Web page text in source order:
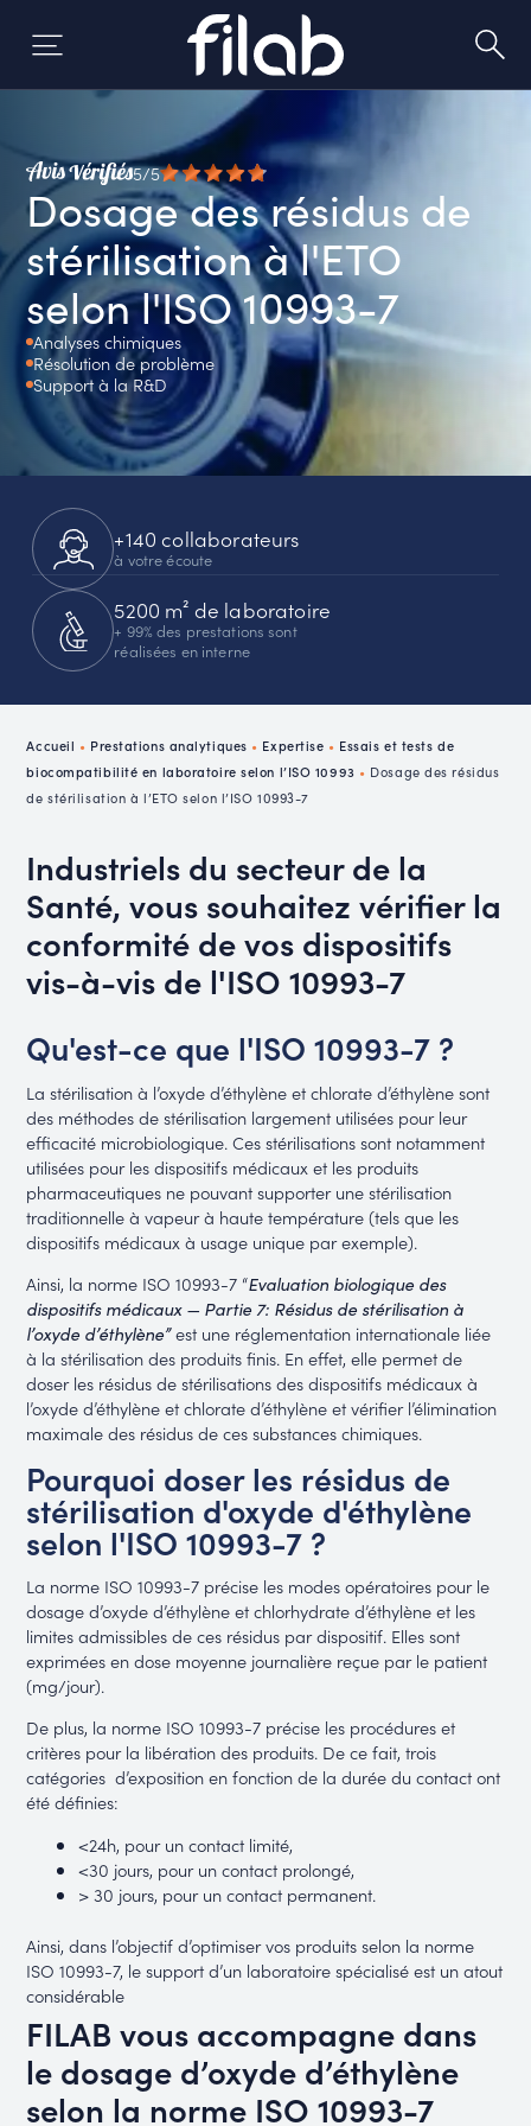
5/5
Dosage des résidus de
stérilisation à l'ETO
selon l'ISO 10993-7
Analyses chimiques
Résolution de problème
Support à la R&D
+140 collaborateurs
à votre écoute
5200 m² de laboratoire
+ 99% des prestations sont
réalisées en interne
Accueil • Prestations analytiques • Expertise • Essais et tests de
biocompatibilité en laboratoire selon l’ISO 10993 • Dosage des résidus
de stérilisation à l’ETO selon l’ISO 10993-7
Industriels du secteur de la
Santé, vous souhaitez vérifier la
conformité de vos dispositifs
vis-à-vis de l'ISO 10993-7
Qu'est-ce que l'ISO 10993-7 ?
La stérilisation à l’oxyde d’éthylène et chlorate d’éthylène sont
des méthodes de stérilisation largement utilisées pour leur
efficacité microbiologique. Ces stérilisations sont notamment
utilisées pour les dispositifs médicaux et les produits
pharmaceutiques ne pouvant supporter une stérilisation
traditionnelle à vapeur à haute température (tels que les
dispositifs médicaux à usage unique par exemple).
Ainsi, la norme ISO 10993-7 “Evaluation biologique des
dispositifs médicaux — Partie 7: Résidus de stérilisation à
l’oxyde d’éthylène”est une réglementation internationale liée
à la stérilisation des produits finis. En effet, elle permet de
doser les résidus de stérilisations des dispositifs médicaux à
l’oxyde d’éthylène et chlorate d’éthylène et vérifier l’élimination
maximale des résidus de ces substances chimiques.
Pourquoi doser les résidus de
stérilisation d'oxyde d'éthylène
selon l'ISO 10993-7 ?
La norme ISO 10993-7 précise les modes opératoires pour le
dosage d’oxyde d’éthylène et chlorhydrate d’éthylène et les
limites admissibles de ces résidus par dispositif. Elles sont
exprimées en dose moyenne journalière reçue par le patient
(mg/jour).
De plus, la norme ISO 10993-7 précise les procédures et
critères pour la libération des produits. De ce fait, trois
catégories d’exposition en fonction de la durée du contact ont
été définies:
<24h, pour un contact limité,
<30 jours, pour un contact prolongé,
> 30 jours, pour un contact permanent.
Ainsi, dans l’objectif d’optimiser vos produits selon la norme
ISO 10993-7, le support d’un laboratoire spécialisé est un atout
considérable
FILAB vous accompagne dans
le dosage d’oxyde d’éthylène
selon la norme ISO 10993-7